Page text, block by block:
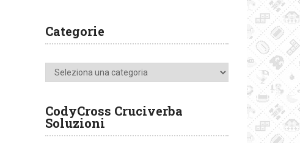
Categorie
Categorie
CodyCross Cruciverba
Soluzioni